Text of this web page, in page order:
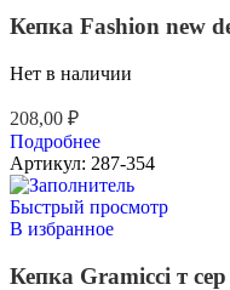
Кепка Fashion new
Нет в наличии
208,00 ₽
Подробнее
Артикул: 287-354
Быстрый просмотр
В избранное
Кепка Gramicci т